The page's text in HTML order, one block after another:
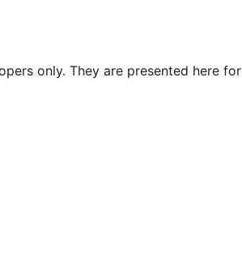
only. They are presented here for